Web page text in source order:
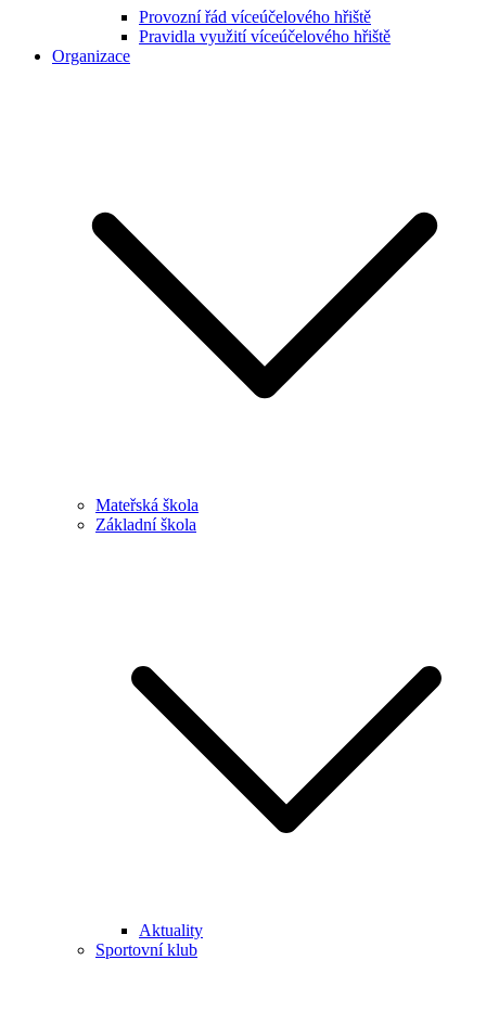
Provozní řád víceúčelového hřiště
Pravidla využití víceúčelového hřiště
Organizace
Mateřská škola
Základní škola
Aktuality
Sportovní klub